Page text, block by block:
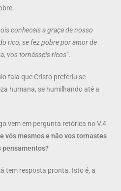
conheceis a graça de nosso
rico, se fez pobre por amor de
vos tornásseis ricos”.
fala que Cristo preferiu se
humana, se humilhando até a
vem em pergunta retórica no V.4
vós mesmos e não vos tornastes
pensamentos?
tem resposta pronta. Isto é, a